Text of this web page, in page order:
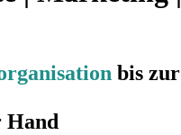
bis zur
Hand